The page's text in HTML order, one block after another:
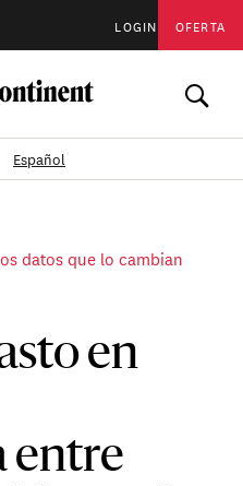
LOGIN OFERTA
Español
datos que lo cambian
en
entre